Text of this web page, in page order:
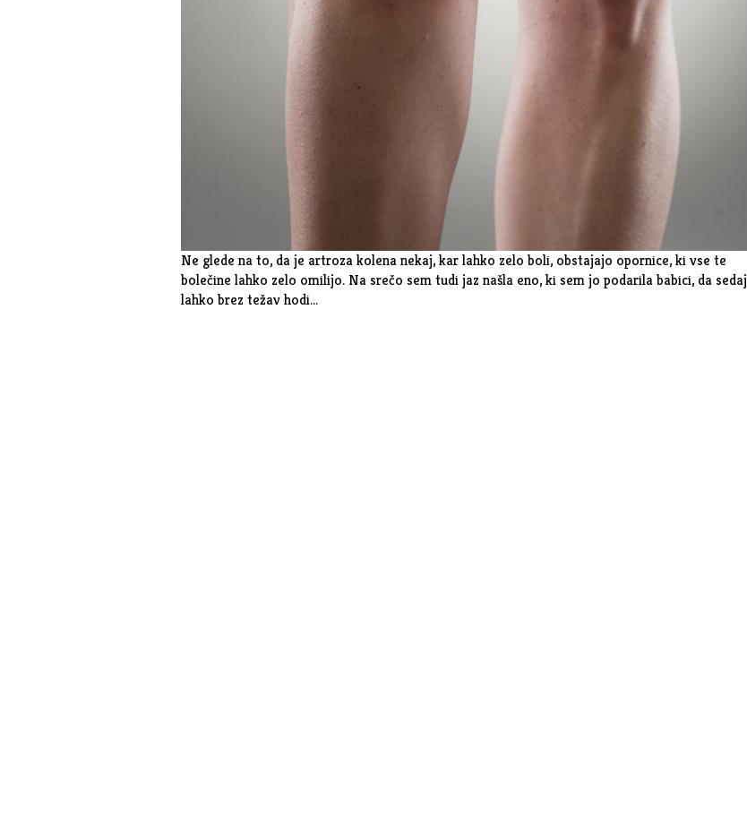
Ne glede na to, da je artroza kolena nekaj, kar lahko zelo boli, obstajajo opornice, ki vse te
bolečine lahko zelo omilijo. Na srečo sem tudi jaz našla eno, ki sem jo podarila babici, da sedaj
lahko brez težav hodi…